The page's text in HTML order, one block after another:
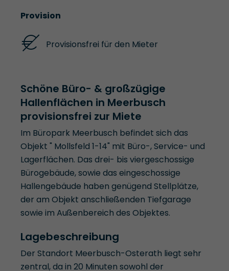
Provision
Provisionsfrei für den Mieter
Schöne Büro- & großzügige
Hallenflächen in Meerbusch
provisionsfrei zur Miete
Im Büropark Meerbusch befindet sich das
Objekt " Mollsfeld 1-14" mit Büro-, Service- und
Lagerflächen. Das drei- bis viergeschossige
Bürogebäude, sowie das eingeschossige
Hallengebäude haben genügend Stellplätze,
der am Objekt anschließenden Tiefgarage
sowie im Außenbereich des Objektes.
Lagebeschreibung
Der Standort Meerbusch-Osterath liegt sehr
zentral, da in 20 Minuten sowohl der